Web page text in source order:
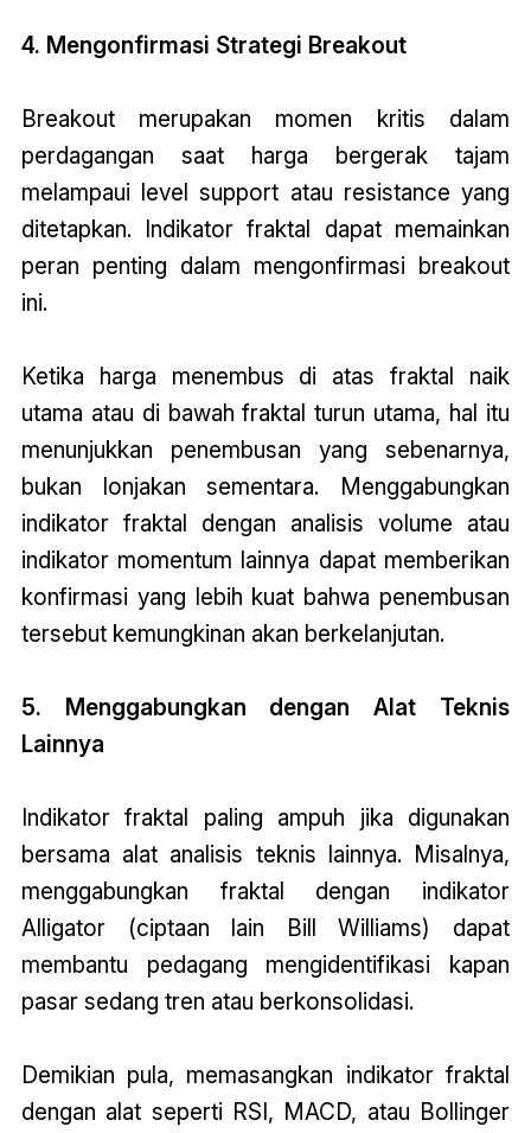
4. Mengonfirmasi Strategi Breakout
Breakout merupakan momen kritis dalam
perdagangan saat harga bergerak tajam
melampaui level support atau resistance yang
ditetapkan. Indikator fraktal dapat memainkan
peran penting dalam mengonfirmasi breakout
ini.
Ketika harga menembus di atas fraktal naik
utama atau di bawah fraktal turun utama, hal itu
menunjukkan penembusan yang sebenarnya,
bukan lonjakan sementara. Menggabungkan
indikator fraktal dengan analisis volume atau
indikator momentum lainnya dapat memberikan
konfirmasi yang lebih kuat bahwa penembusan
tersebut kemungkinan akan berkelanjutan.
5. Menggabungkan dengan Alat Teknis
Lainnya
Indikator fraktal paling ampuh jika digunakan
bersama alat analisis teknis lainnya. Misalnya,
menggabungkan fraktal dengan indikator
Alligator (ciptaan lain Bill Williams) dapat
membantu pedagang mengidentifikasi kapan
pasar sedang tren atau berkonsolidasi.
Demikian pula, memasangkan indikator fraktal
dengan alat seperti RSI, MACD, atau Bollinger